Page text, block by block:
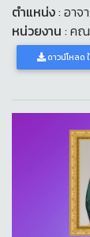
ตำแหน่ง: อาจ
หน่วยงาน : คณ
ดาวน์โหลด